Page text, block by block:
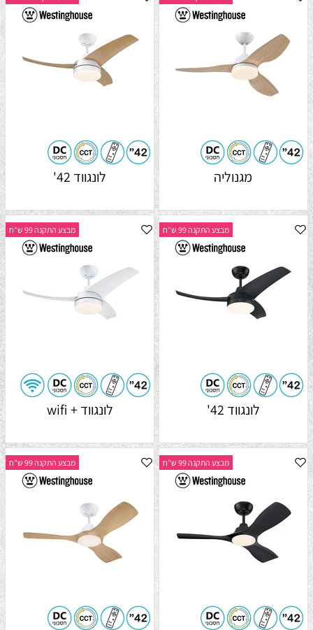
מגנוליה לונגווד 42'
מבצע התקנה 99 ש"ח
לונגווד 42'
מבצע התקנה 99 ש"ח
לונגווד + wifi
מבצע התקנה 99 ש"ח מבצע התקנה 99 ש"ח